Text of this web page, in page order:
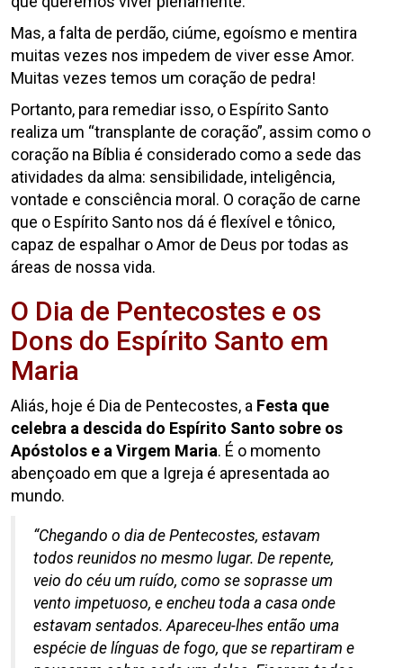
Mas, a falta de perdão, ciúme, egoísmo e mentira
muitas vezes nos impedem de viver esse Amor.
Muitas vezes temos um coração de pedra!
Portanto, para remediar isso, o Espírito Santo
realiza um “transplante de coração”, assim como o
coração na Bíblia é considerado como a sede das
atividades da alma: sensibilidade, inteligência,
vontade e consciência moral. O coração de carne
que o Espírito Santo nos dá é flexível e tônico,
capaz de espalhar o Amor de Deus por todas as
áreas de nossa vida.
O Dia de Pentecostes e os
Dons do Espírito Santo em
Maria
Aliás, hoje é Dia de Pentecostes, a Festa que
celebra a descida do Espírito Santo sobre os
Apóstolos e a Virgem Maria. É o momento
abençoado em que a Igreja é apresentada ao
mundo.
“Chegando o dia de Pentecostes, estavam
todos reunidos no mesmo lugar. De repente,
veio do céu um ruído, como se soprasse um
vento impetuoso, e encheu toda a casa onde
estavam sentados. Apareceu-lhes então uma
espécie de línguas de fogo, que se repartiram e